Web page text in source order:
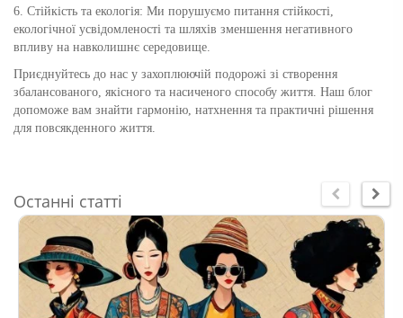
6. Стійкість та екологія: Ми порушуємо питання стійкості,
екологічної усвідомленості та шляхів зменшення негативного
впливу на навколишнє середовище.
Приєднуйтесь до нас у захоплюючій подорожі зі створення
збалансованого, якісного та насиченого способу життя. Наш блог
допоможе вам знайти гармонію, натхнення та практичні рішення
для повсякденного життя.
Останні статті